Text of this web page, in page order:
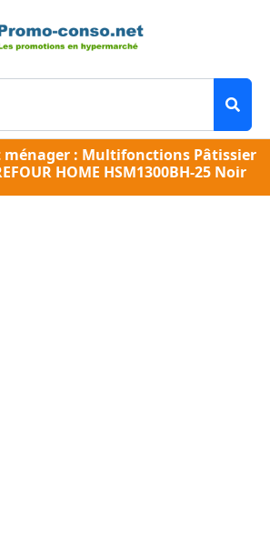
ménager : Multifonctions Pâtissier
HOME HSM1300BH-25 Noir